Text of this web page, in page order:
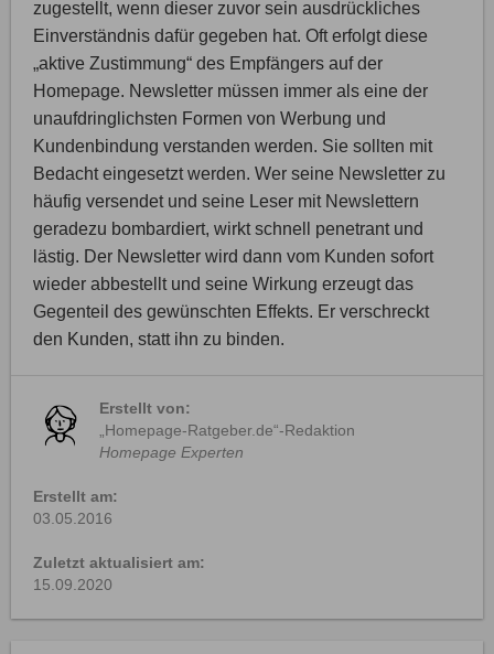
zugestellt, wenn dieser zuvor sein ausdrückliches
Einverständnis dafür gegeben hat. Oft erfolgt diese
„aktive Zustimmung“ des Empfängers auf der
Homepage. Newsletter müssen immer als eine der
unaufdringlichsten Formen von Werbung und
Kundenbindung verstanden werden. Sie sollten mit
Bedacht eingesetzt werden. Wer seine Newsletter zu
häufig versendet und seine Leser mit Newslettern
geradezu bombardiert, wirkt schnell penetrant und
lästig. Der Newsletter wird dann vom Kunden sofort
wieder abbestellt und seine Wirkung erzeugt das
Gegenteil des gewünschten Effekts. Er verschreckt
den Kunden, statt ihn zu binden.
Erstellt von:
„Homepage-Ratgeber.de“-Redaktion
Homepage Experten
Erstellt am:
03.05.2016
Zuletzt aktualisiert am:
15.09.2020